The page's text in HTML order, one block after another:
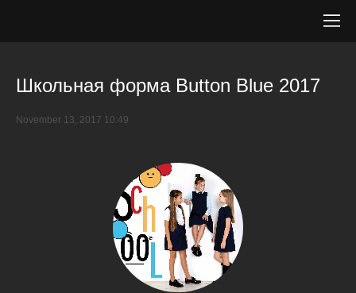
Школьная форма Button Blue 2017
November 13, 2017 10:49